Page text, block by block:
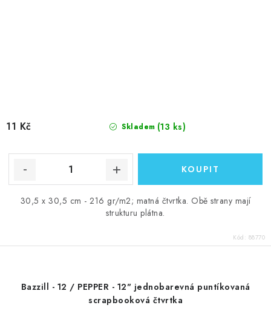
Skladem (13 ks)
11 Kč
30,5 x 30,5 cm - 216 gr/m2; matná čtvrtka. Obě strany mají
strukturu plátna.
Kód: 88770
Bazzill - 12 / PEPPER - 12" jednobarevná puntíkovaná
scrapbooková čtvrtka